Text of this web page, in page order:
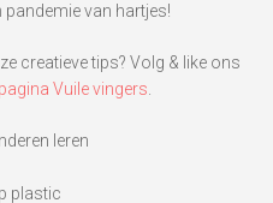
pandemie van hartjes!
creatieve tips? Volg & like ons
Vuile vingers.
leren
plastic